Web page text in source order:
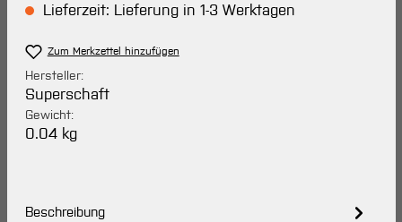
Lieferzeit: Lieferung in 1-3 Werktagen
Zum Merkzettel hinzufügen
Hersteller:
Superschaft
Gewicht:
0.04 kg
Beschreibung